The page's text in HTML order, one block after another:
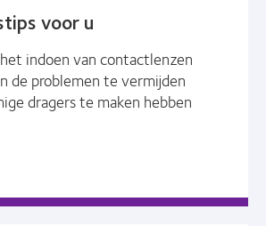
voor u
indoen van contactlenzen
de problemen te vermijden
dragers te maken hebben